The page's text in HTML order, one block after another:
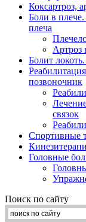
Коксартроз,
Боли в
плеча
Артроз
Болит
позвоночник
связок
Спортивные
Головные
Поиск по сайту